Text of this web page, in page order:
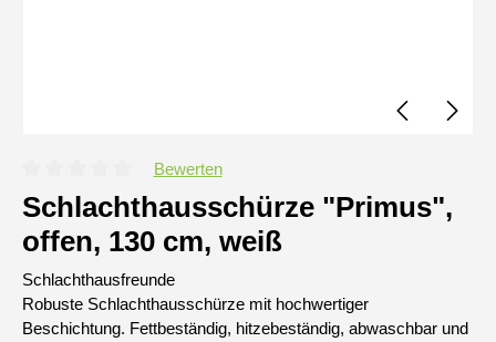
Bewerten
Schlachthausschürze "Primus",
offen, 130 cm, weiß
Schlachthausfreunde
Robuste Schlachthausschürze mit hochwertiger
Beschichtung. Fettbeständig, hitzebeständig, abwaschbar und